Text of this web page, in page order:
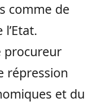
comme de
procureur
répression
et du